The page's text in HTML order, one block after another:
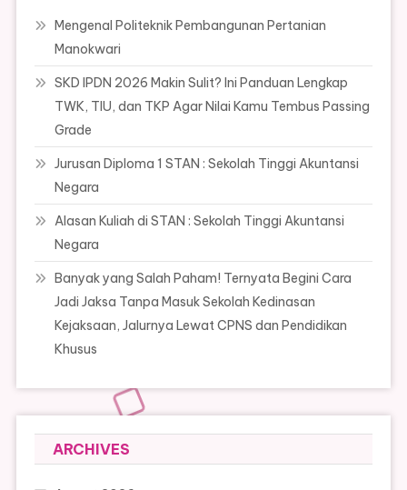
Mengenal Politeknik Pembangunan Pertanian
Manokwari
SKD IPDN 2026 Makin Sulit? Ini Panduan Lengkap
TWK, TIU, dan TKP Agar Nilai Kamu Tembus Passing
Grade
Jurusan Diploma 1 STAN : Sekolah Tinggi Akuntansi
Negara
Alasan Kuliah di STAN : Sekolah Tinggi Akuntansi
Negara
Banyak yang Salah Paham! Ternyata Begini Cara
Jadi Jaksa Tanpa Masuk Sekolah Kedinasan
Kejaksaan, Jalurnya Lewat CPNS dan Pendidikan
Khusus
ARCHIVES